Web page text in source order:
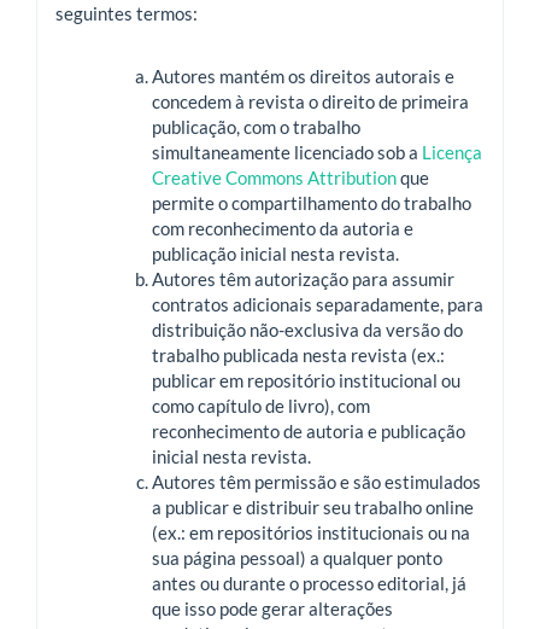
seguintes termos:
Autores mantém os direitos autorais e
concedem à revista o direito de primeira
publicação, com o trabalho
simultaneamente licenciado sob a Licença
Creative Commons Attributionque
permite o compartilhamento do trabalho
com reconhecimento da autoria e
publicação inicial nesta revista.
Autores têm autorização para assumir
contratos adicionais separadamente, para
distribuição não-exclusiva da versão do
trabalho publicada nesta revista (ex.:
publicar em repositório institucional ou
como capítulo de livro), com
reconhecimento de autoria e publicação
inicial nesta revista.
Autores têm permissão e são estimulados
a publicar e distribuir seu trabalho online
(ex.: em repositórios institucionais ou na
sua página pessoal) a qualquer ponto
antes ou durante o processo editorial, já
que isso pode gerar alterações